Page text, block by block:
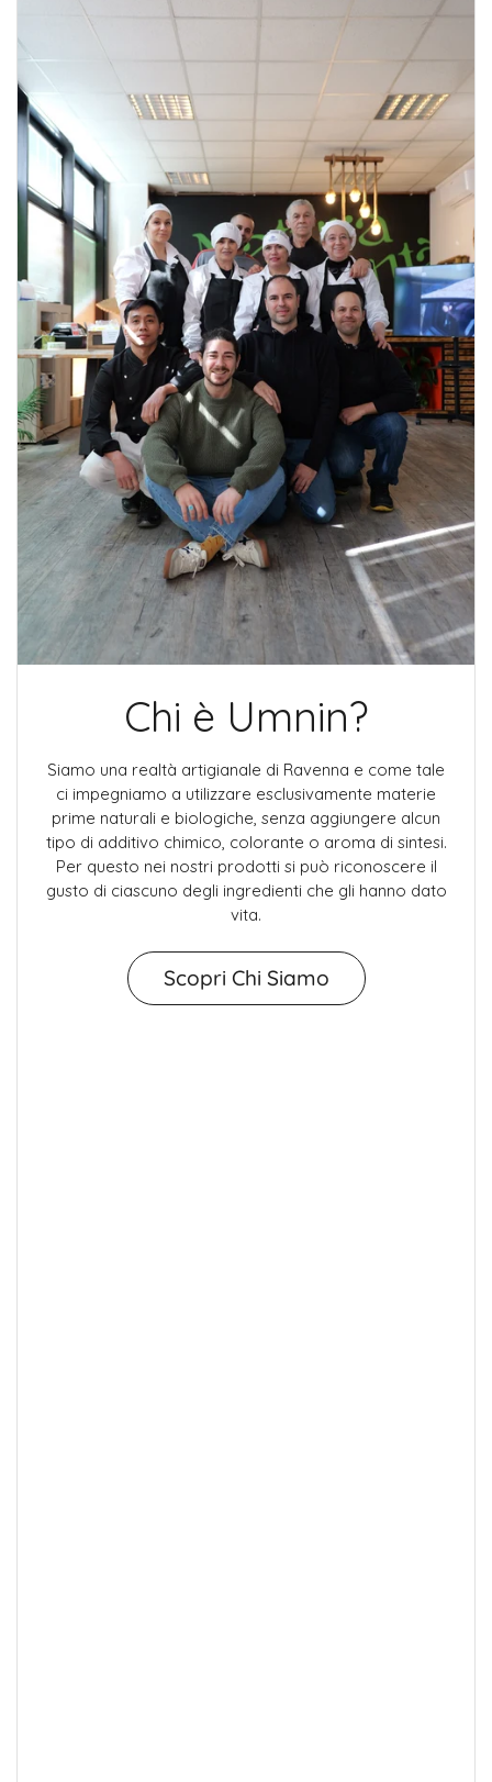
Chi è Umnin?
Siamo una realtà artigianale di Ravenna e come tale
ci impegniamo a utilizzare esclusivamente materie
prime naturali e biologiche, senza aggiungere alcun
tipo di additivo chimico, colorante o aroma di sintesi.
Per questo nei nostri prodotti si può riconoscere il
gusto di ciascuno degli ingredienti che gli hanno dato
vita.
Scopri Chi Siamo